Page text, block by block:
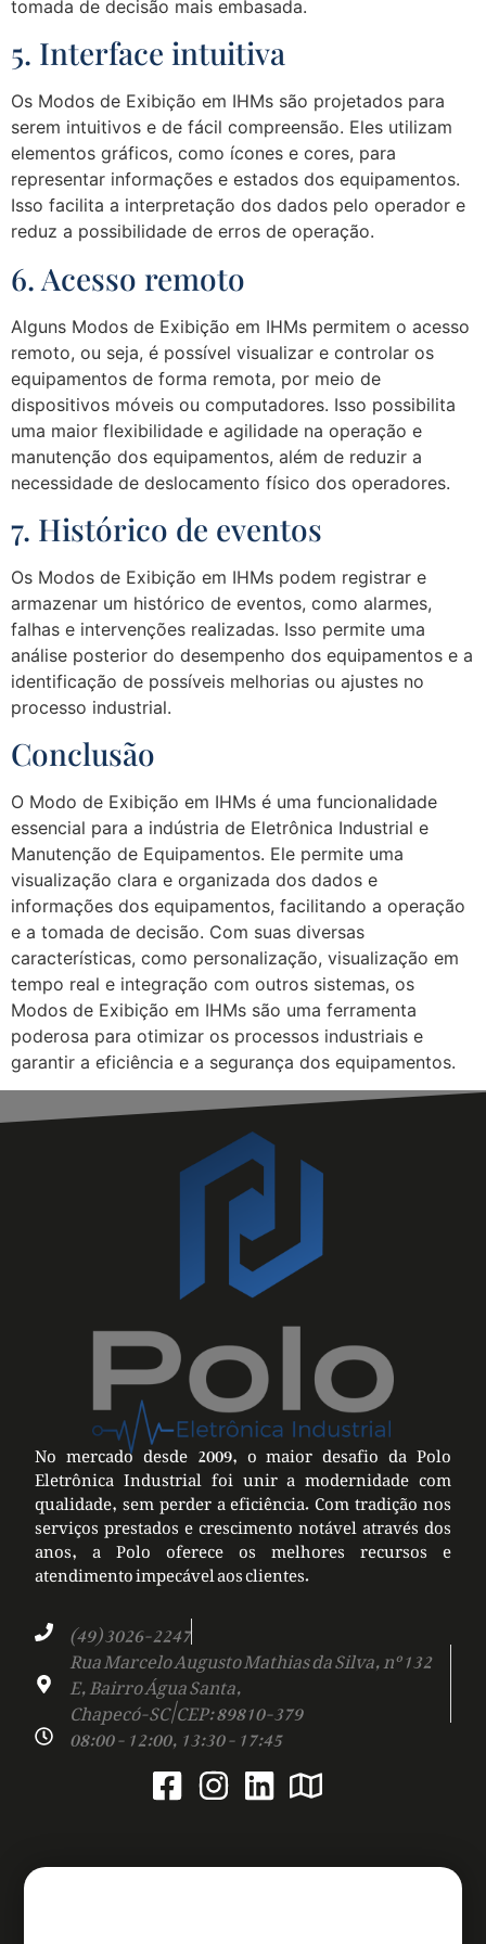
tomada de decisão mais embasada.
5. Interface intuitiva
Os Modos de Exibição em IHMs são projetados para
serem intuitivos e de fácil compreensão. Eles utilizam
elementos gráficos, como ícones e cores, para
representar informações e estados dos equipamentos.
Isso facilita a interpretação dos dados pelo operador e
reduz a possibilidade de erros de operação.
6. Acesso remoto
Alguns Modos de Exibição em IHMs permitem o acesso
remoto, ou seja, é possível visualizar e controlar os
equipamentos de forma remota, por meio de
dispositivos móveis ou computadores. Isso possibilita
uma maior flexibilidade e agilidade na operação e
manutenção dos equipamentos, além de reduzir a
necessidade de deslocamento físico dos operadores.
7. Histórico de eventos
Os Modos de Exibição em IHMs podem registrar e
armazenar um histórico de eventos, como alarmes,
falhas e intervenções realizadas. Isso permite uma
análise posterior do desempenho dos equipamentos e a
identificação de possíveis melhorias ou ajustes no
processo industrial.
Conclusão
O Modo de Exibição em IHMs é uma funcionalidade
essencial para a indústria de Eletrônica Industrial e
Manutenção de Equipamentos. Ele permite uma
visualização clara e organizada dos dados e
informações dos equipamentos, facilitando a operação
e a tomada de decisão. Com suas diversas
características, como personalização, visualização em
tempo real e integração com outros sistemas, os
Modos de Exibição em IHMs são uma ferramenta
poderosa para otimizar os processos industriais e
garantir a eficiência e a segurança dos equipamentos.
No mercado desde 2009, o maior desafio da Polo
Eletrônica Industrial foi unir a modernidade com
qualidade, sem perder a eficiência. Com tradição nos
serviços prestados e crescimento notável através dos
anos, a Polo oferece os melhores recursos e
atendimento impecável aos clientes.
(49) 3026-2247
Rua Marcelo Augusto Mathias da Silva, nº 132
E, Bairro Água Santa,
Chapecó-SC | CEP: 89810-379
08:00 - 12:00, 13:30 - 17:45